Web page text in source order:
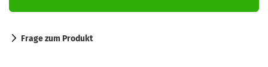
Frage zum Produkt